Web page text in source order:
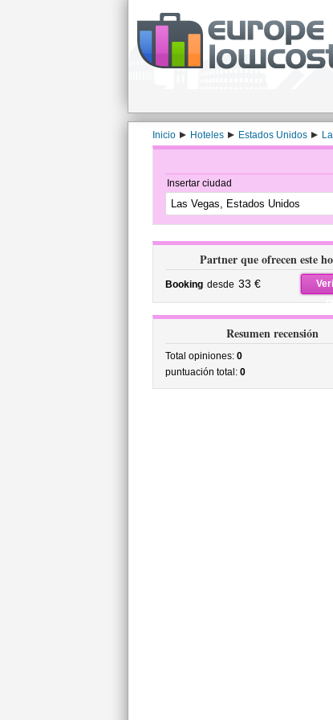
Inicio Hoteles Estados Unidos
Insertar ciudad
Partner que ofrecen este
Booking desde 33 €
Resumen recensión
Total opiniones: 0
puntuación total: 0